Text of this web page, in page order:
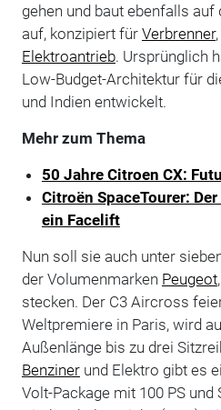
gehen und baut ebenfalls auf
auf, konzipiert für Verbrenner,
Elektroantrieb. Ursprünglich
Low-Budget-Architektur für
und Indien entwickelt.
Mehr zum Thema
50 Jahre Citroen CX:
Citroën SpaceTourer:
ein Facelift
Nun soll sie auch unter
der Volumenmarken Peugeot
stecken. Der C3 Aircross
Weltpremiere in Paris, wird
Außenlänge bis zu drei
Benzinerund Elektro gibt es
Volt-Package mit 100 PS und